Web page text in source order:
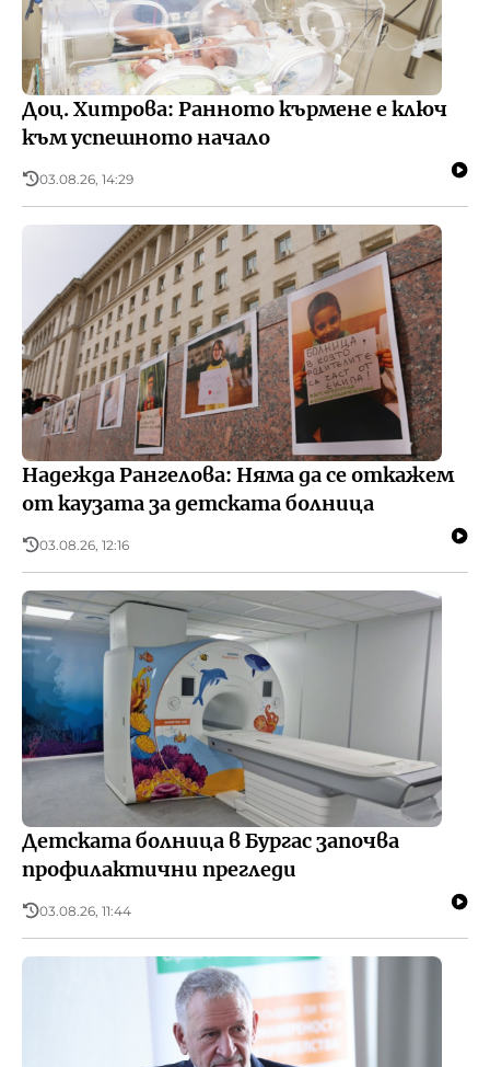
Доц. Хитрова: Ранното кърмене е ключ
към успешното начало
03.08.26, 14:29
Надежда Рангелова: Няма да се откажем
от каузата за детската болница
03.08.26, 12:16
Детската болница в Бургас започва
профилактични прегледи
03.08.26, 11:44